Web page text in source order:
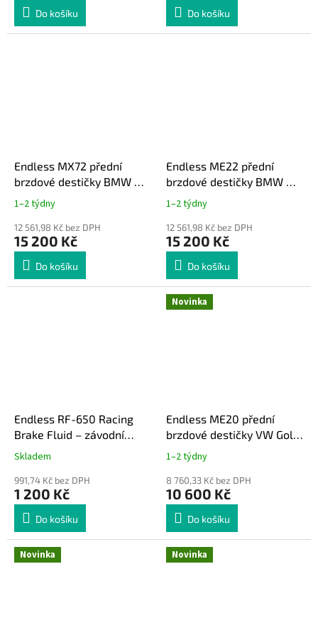
Do košíku Do košíku
Endless MX72 přední
brzdové destičky BMW M2
F87 / M3 F80 / M4 F82
400mm brzdový kotouč,
šestipístkové třmeny
1–2 týdny
12 561,98 Kč bez DPH
15 200 Kč
Do košíku
Endless ME22 přední
brzdové destičky BMW M2
F87 / M3 F80 / M4 F82
400mm brzdový kotouč,
šestipístkové třmeny
1–2 týdny
12 561,98 Kč bez DPH
15 200 Kč
Do košíku
Endless RF-650 Racing
Brake Fluid – závodní
brzdová kapalina 500 ml
Skladem
991,74 Kč bez DPH
1 200 Kč
Do košíku
Novinka
Endless ME20 přední
brzdové destičky VW Golf
MK8, Audi S3 8Y
1–2 týdny
8 760,33 Kč bez DPH
10 600 Kč
Do košíku
Novinka Novinka